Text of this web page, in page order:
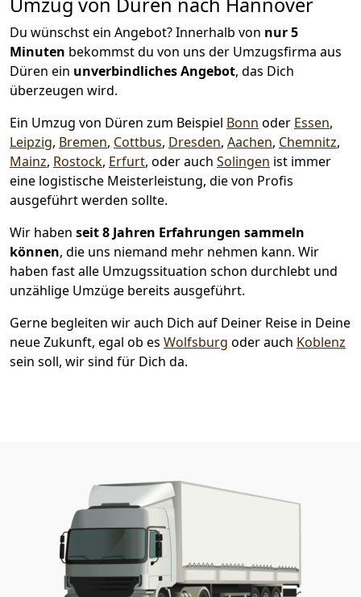
Du wünschst ein Angebot? Innerhalb von nur 5
Minuten bekommst du von uns der Umzugsfirma aus
Düren ein unverbindliches Angebot, das Dich
überzeugen wird.
Ein Umzug von Düren zum Beispiel Bonn oder Essen,
Leipzig, Bremen, Cottbus, Dresden, Aachen, Chemnitz,
Mainz, Rostock, Erfurt, oder auch Solingen ist immer
eine logistische Meisterleistung, die von Profis
ausgeführt werden sollte.
Wir haben seit8 Jahren Erfahrungen sammeln
können, die uns niemand mehr nehmen kann. Wir
haben fast alle Umzugssituation schon durchlebt und
unzählige Umzüge bereits ausgeführt.
Gerne begleiten wir auch Dich auf Deiner Reise in Deine
neue Zukunft, egal ob es Wolfsburg oder auch Koblenz
sein soll, wir sind für Dich da.